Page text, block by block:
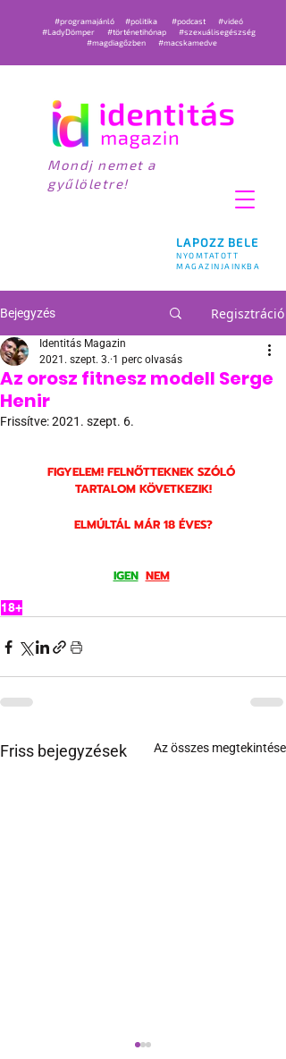
LAPOZZ BELE
NYOMTATOTT
MAGAZINJAINKBA
#programajánló #politika #podcast
#videó
#LadyDömper
#történetihónap
#szexuálisegészség
#magdiagőzben
#macskamedve
Mondj nemet a
gyűlöletre!
Bejegyzés Regisztráció
Az orosz fitnesz modell Serge
Henir
Identitás Magazin
2021. szept. 3. 1 perc olvasás
Frissítve:2021. szept. 6.
FIGYELEM! FELNŐTTEKNEK SZÓLÓ
TARTALOM KÖVETKEZIK!
ELMÚLTÁL MÁR 18 ÉVES?
IGEN NEM
18+
Friss bejegyzések Az összes megtekintése